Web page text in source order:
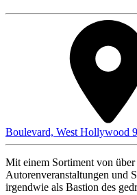
Boulevard, West Hollywood
Mit einem Sortiment von
Autorenveranstaltungen und
irgendwie als Bastion des